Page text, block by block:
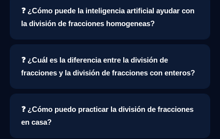
❓ ¿Cómo puede la inteligencia artificial ayudar con
la división de fracciones homogeneas?
❓ ¿Cuál es la diferencia entre la división de
fracciones y la división de fracciones con enteros?
❓ ¿Cómo puedo practicar la división de fracciones
en casa?